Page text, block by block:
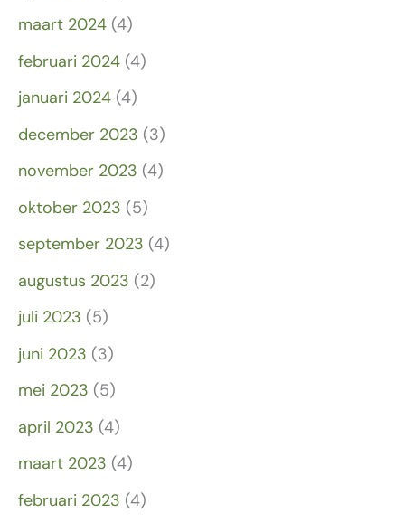
maart 2024 (4)
februari 2024 (4)
januari 2024 (4)
december 2023 (3)
november 2023 (4)
oktober 2023 (5)
september 2023 (4)
augustus 2023 (2)
juli 2023 (5)
juni 2023 (3)
mei 2023 (5)
april 2023 (4)
maart 2023 (4)
februari 2023 (4)